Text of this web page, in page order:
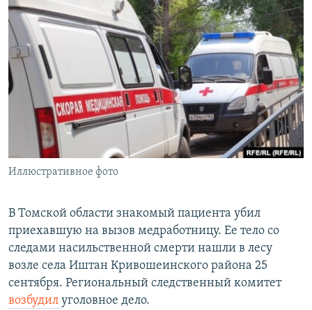
поиску
СЕВЕР.РЕАЛИИ
СИБИРЬ.РЕАЛИИ
РАСПИСАНИЕ ВЕЩАНИЯ
ПОДПИШИТЕСЬ НА РАССЫЛКУ
СОЦИАЛЬНЫЕ СЕТИ
Все сайты РСЕ/РС
Иллюстративное фото
В Томской области знакомый пациента убил
приехавшую на вызов медработницу. Ее тело со
следами насильственной смерти нашли в лесу
возле села Иштан Кривошеинского района 25
сентября. Региональный следственный комитет
возбудил уголовное дело.